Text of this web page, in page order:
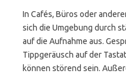
In Cafés, Büros oder
sich die Umgebung durch
auf die Aufnahme aus.
Tippgeräusch auf der
können störend sein.